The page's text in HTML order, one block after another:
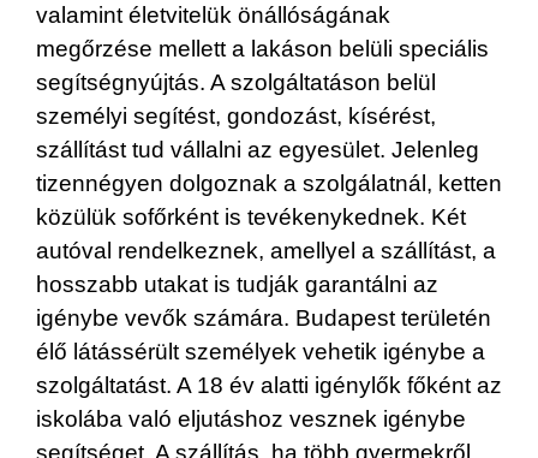
valamint életvitelük önállóságának
megőrzése mellett a lakáson belüli speciális
segítségnyújtás. A szolgáltatáson belül
személyi segítést, gondozást, kísérést,
szállítást tud vállalni az egyesület. Jelenleg
tizennégyen dolgoznak a szolgálatnál, ketten
közülük sofőrként is tevékenykednek. Két
autóval rendelkeznek, amellyel a szállítást, a
hosszabb utakat is tudják garantálni az
igénybe vevők számára. Budapest területén
élő látássérült személyek vehetik igénybe a
szolgáltatást. A 18 év alatti igénylők főként az
iskolába való eljutáshoz vesznek igénybe
segítséget. A szállítás, ha több gyermekről,